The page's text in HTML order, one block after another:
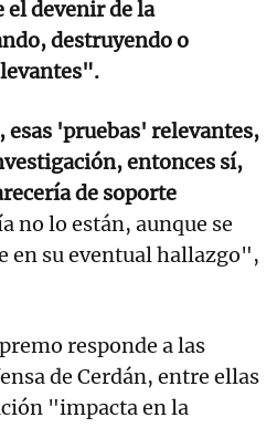
devenir de la
destruyendo o
'pruebas' relevantes,
entonces sí,
de soporte
no lo están, aunque se
en su eventual hallazgo",
responde a las
de Cerdán, entre ellas
"impacta en la